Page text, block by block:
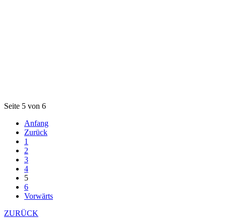
Seite 5 von 6
Anfang
Zurück
1
2
3
4
5
6
Vorwärts
ZURÜCK